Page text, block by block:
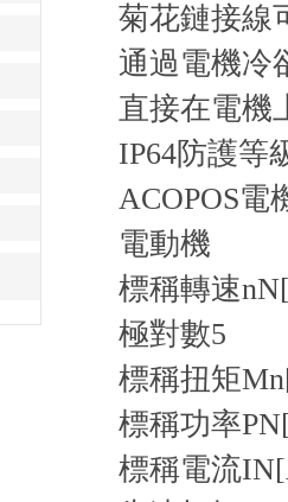
菊花鏈接線
通過電機冷
直接在電機
IP64防護等
ACOPOS電
電動機
標稱轉速
極對數5
標稱扭矩
標稱功率
標稱電流